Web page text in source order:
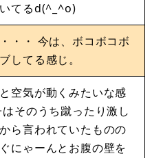
てるd(^_^o)
・・ 今は、ボコボコボ
してる感じ。
空気が動くみたいな感
そのうち蹴ったり激し
ら言われていたものの
にゃーんとお腹の壁を